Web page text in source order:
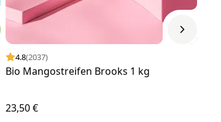
4.8(2037)
Bio Mangostreifen Brooks 1 kg
23,50 €